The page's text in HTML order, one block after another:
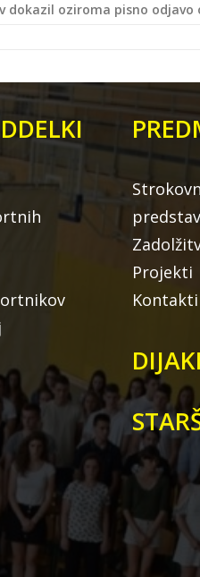
dokazil oziroma pisno odjavo
Projekti
Kontakti
DIJAKI